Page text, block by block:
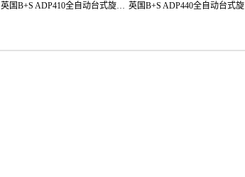
英国B+S ADP410全自动台式旋光仪 英国B+S ADP440全自动台式旋光仪